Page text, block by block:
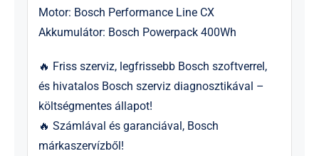
Motor: Bosch Performance Line CX
Akkumulátor: Bosch Powerpack 400Wh
🔥 Friss szerviz, legfrissebb Bosch szoftverrel,
és hivatalos Bosch szerviz diagnosztikával –
költségmentes állapot!
🔥 Számlával és garanciával, Bosch
márkaszervízből!